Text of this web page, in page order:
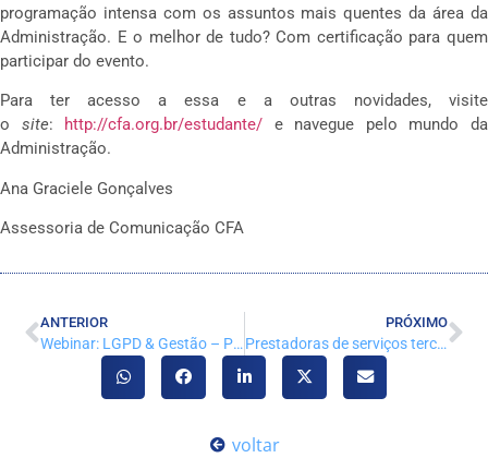
programação intensa com os assuntos mais quentes da área da
Administração. E o melhor de tudo? Com certificação para quem
participar do evento.
Para ter acesso a essa e a outras novidades, visite
o site: http://cfa.org.br/estudante/ e navegue pelo mundo da
Administração.
Ana Graciele Gonçalves
Assessoria de Comunicação CFA
ANTERIOR
Webinar: LGPD & Gestão – Por Onde Começar?
PRÓXIMO
Prestadoras de serviços terceirizados devem ter registro em CRA
voltar